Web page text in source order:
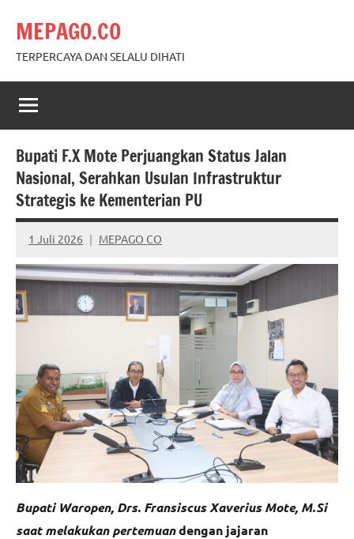
content
MEPAGO.CO
TERPERCAYA DAN SELALU DIHATI
Bupati F.X Mote Perjuangkan Status Jalan
Nasional, Serahkan Usulan Infrastruktur
Strategis ke Kementerian PU
1 Juli 2026 MEPAGO CO
No
comments
Bupati Waropen, Drs. Fransiscus Xaverius Mote, M.Si
saat melakukan pertemuandengan jajaran